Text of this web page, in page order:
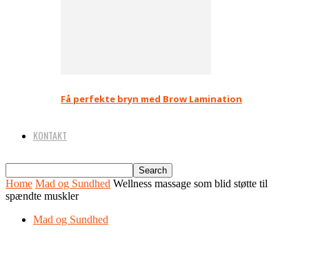
Få perfekte bryn med Brow Lamination
KONTAKT
Home Mad og Sundhed Wellness massage som blid støtte til
spændte muskler
Mad og Sundhed